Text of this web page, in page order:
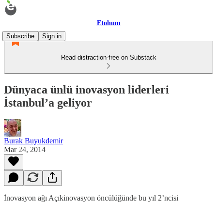
Etohum
Subscribe
Sign in
Read distraction-free on Substack
Dünyaca ünlü inovasyon liderleri
İstanbul’a geliyor
Burak Buyukdemir
Mar 24, 2014
İnovasyon ağı Açıkinovasyon öncülüğünde bu yıl 2’ncisi